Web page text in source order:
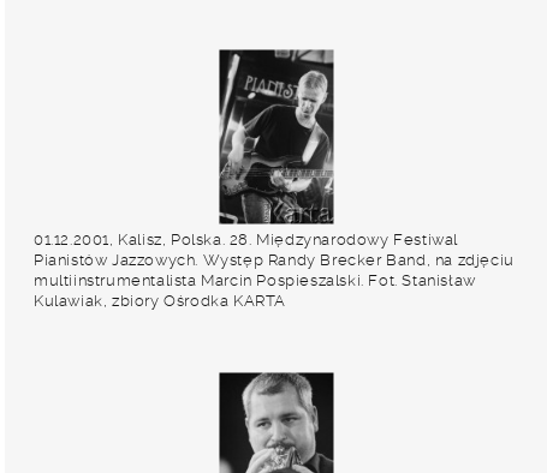
01.12.2001, Kalisz, Polska. 28. Międzynarodowy Festiwal
Pianistów Jazzowych. Występ Randy Brecker Band, na zdjęciu
multiinstrumentalista Marcin Pospieszalski. Fot. Stanisław
Kulawiak, zbiory Ośrodka KARTA